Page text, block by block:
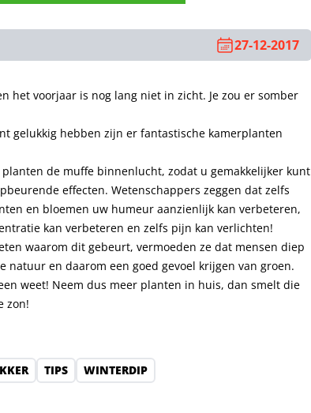
27-12-2017
het voorjaar is nog lang niet in zicht. Je zou er somber
gelukkig hebben zijn er fantastische kamerplanten
planten de muffe binnenlucht, zodat u gemakkelijker kunt
effecten. Wetenschappers zeggen dat zelfs
en bloemen uw humeur aanzienlijk kan verbeteren,
kan verbeteren en zelfs pijn kan verlichten!
waarom dit gebeurt, vermoeden ze dat mensen diep
natuur en daarom een goed gevoel krijgen van groen.
weet! Neem dus meer planten in huis, dan smelt die
zon!
TIPS WINTERDIP